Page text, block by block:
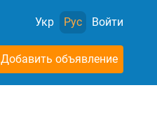
Укр Рус Войти
Добавить объявление